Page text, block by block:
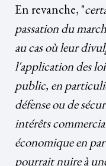
En revanche, "
passation du
au cas où leur
l'application des
public, en
défense ou de
intérêts
économique en
pourrait nuire à